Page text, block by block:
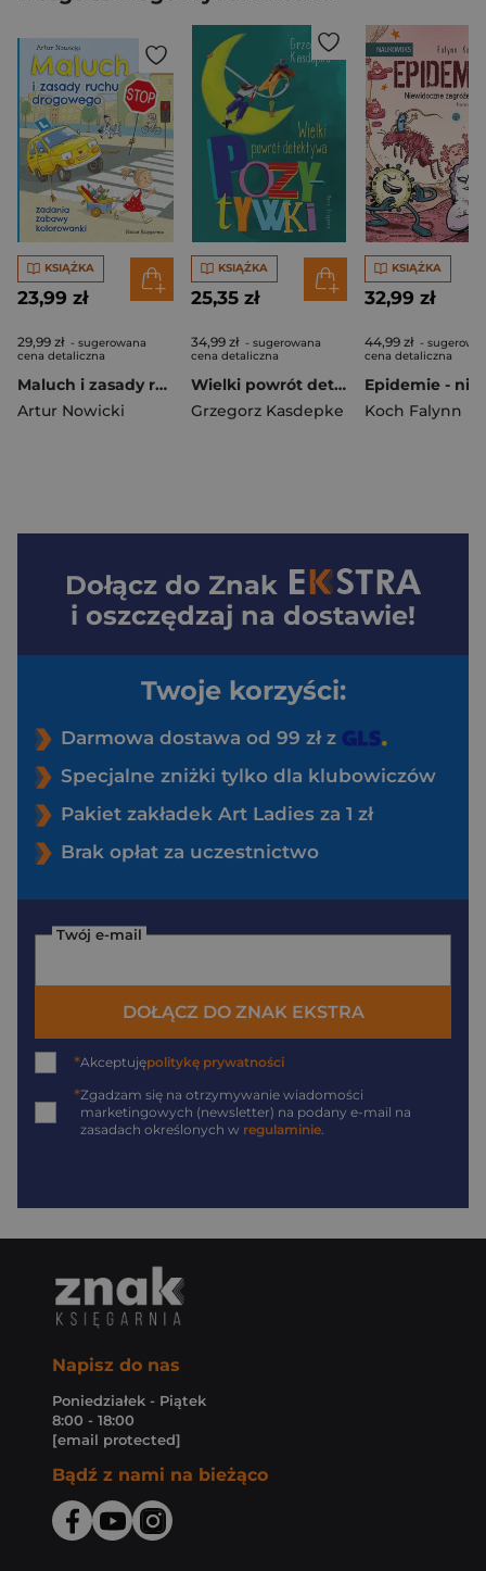
KSIĄŻKA
23,99 zł
29,99 zł - sugerowana
cena detaliczna
Maluch i zasady ruchu drogowego. Zadania, zabawy, kolorowanki
Artur Nowicki
KSIĄŻKA
25,35 zł
34,99 zł - sugerowana
cena detaliczna
Wielki powrót detektywa Pozytywki
Grzegorz Kasdepke
KSIĄŻKA
32,99 zł
44,99 zł -
cena detaliczna
Koch Falynn
Dołącz do Znak
i oszczędzaj na dostawie!
Twoje korzyści:
Darmowa dostawa od 99 zł z
Specjalne zniżki tylko dla klubowiczów
Pakiet zakładek Art Ladies za 1 zł
Brak opłat za uczestnictwo
Twój e-mail
DOŁĄCZ DO ZNAK EKSTRA
*Akceptujępolitykę prywatności
*Zgadzam się na otrzymywanie wiadomości
marketingowych (newsletter) na podany e-mail na
zasadach określonych w regulaminie
Napisz do nas
Poniedziałek - Piątek
8:00 - 18:00
[email protected]
Bądź z nami na bieżąco